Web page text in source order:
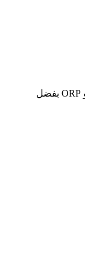
يمكن توصيل مستشعرات الرقم الهيدروجيني أو ORP بفضل